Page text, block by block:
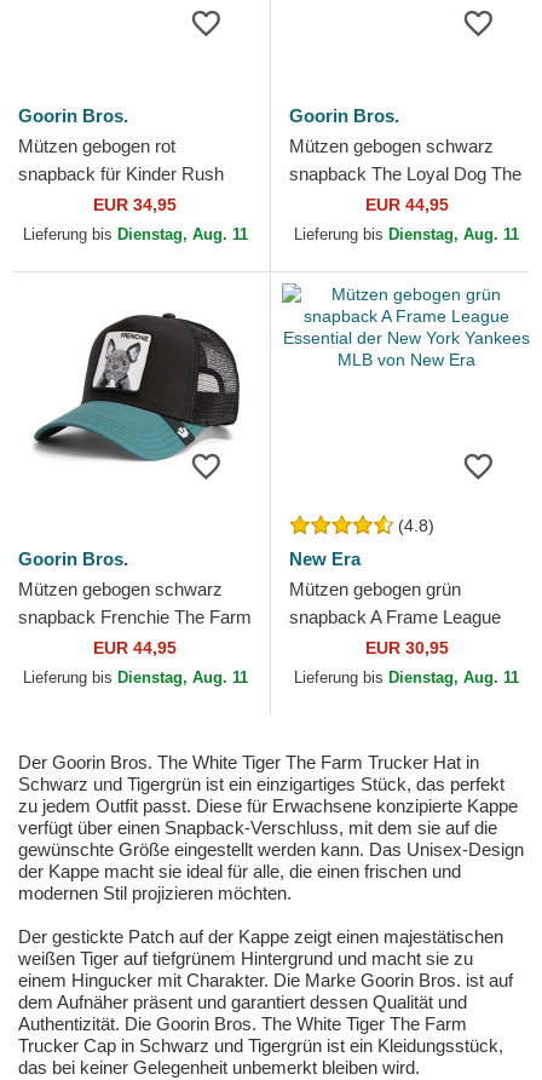
Goorin Bros.
Mützen gebogen rot
snapback für Kinder Rush
Wild The Farm Goorin Bros.
EUR 34,95
Lieferung bis Dienstag, Aug. 11
Goorin Bros.
Mützen gebogen schwarz
snapback The Loyal Dog The
Farm Goorin Bros.
EUR 44,95
Lieferung bis Dienstag, Aug. 11
Goorin Bros.
Mützen gebogen schwarz
snapback Frenchie The Farm
Goorin Bros.EUR 44,95
Lieferung bis Dienstag, Aug. 11
(4.8)
New Era
Mützen gebogen grün
snapback A Frame League
Essential der New York
Yankees MLB von New Era
EUR 30,95
Lieferung bis Dienstag, Aug. 11
Der Goorin Bros. The White Tiger The Farm Trucker Hat in
Schwarz und Tigergrün ist ein einzigartiges Stück, das perfekt
zu jedem Outfit passt. Diese für Erwachsene konzipierte Kappe
verfügt über einen Snapback-Verschluss, mit dem sie auf die
gewünschte Größe eingestellt werden kann. Das Unisex-Design
der Kappe macht sie ideal für alle, die einen frischen und
modernen Stil projizieren möchten.
Der gestickte Patch auf der Kappe zeigt einen majestätischen
weißen Tiger auf tiefgrünem Hintergrund und macht sie zu
einem Hingucker mit Charakter. Die Marke Goorin Bros. ist auf
dem Aufnäher präsent und garantiert dessen Qualität und
Authentizität. Die Goorin Bros. The White Tiger The Farm
Trucker Cap in Schwarz und Tigergrün ist ein Kleidungsstück,
das bei keiner Gelegenheit unbemerkt bleiben wird.